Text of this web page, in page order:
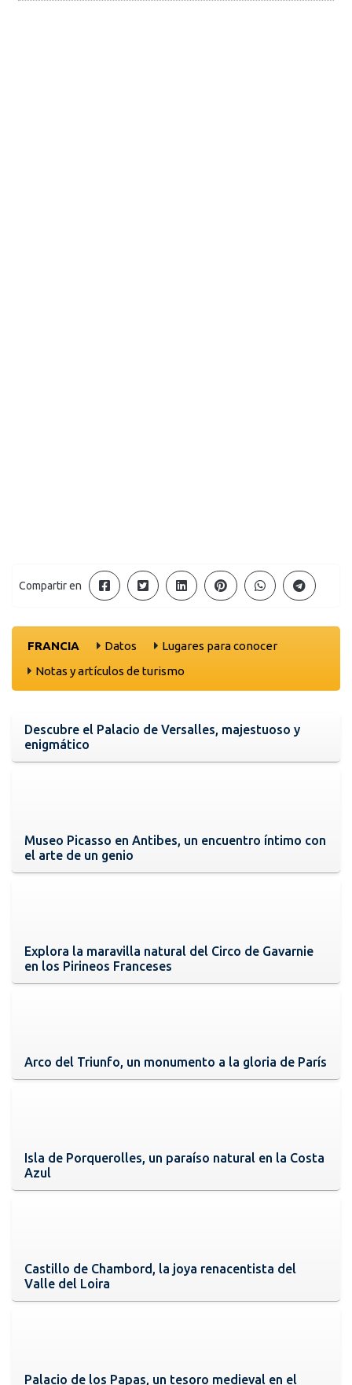
Compartir en
FRANCIA Datos
Lugares para conocer
Notas y artículos de turismo
Descubre el Palacio de Versalles, majestuoso y
enigmático
Museo Picasso en Antibes, un encuentro íntimo con
el arte de un genio
Explora la maravilla natural del Circo de Gavarnie
en los Pirineos Franceses
Arco del Triunfo, un monumento a la gloria de París
Isla de Porquerolles, un paraíso natural en la Costa
Azul
Castillo de Chambord, la joya renacentista del
Valle del Loira
Palacio de los Papas, un tesoro medieval en el